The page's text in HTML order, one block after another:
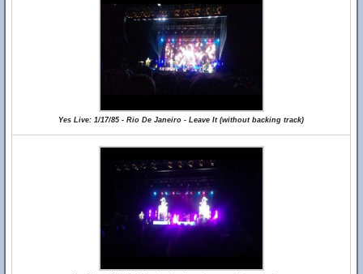
Yes Live: 1/17/85 - Rio De Janeiro - Leave It (without backing track)